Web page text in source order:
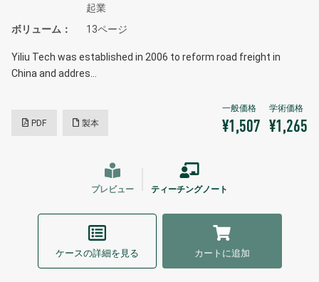
起業
ボリューム
13ページ
Yiliu Tech was established in 2006 to reform road freight in
China and addres…
PDF 製本 ¥1,507 ¥1,265
プレビュー ティーチングノート
ケースの詳細を見る カートに追加